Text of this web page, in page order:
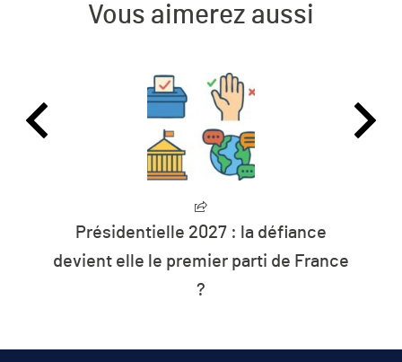
Vous aimerez aussi
Présidentielle 2027 : la défiance
devient elle le premier parti de France
?